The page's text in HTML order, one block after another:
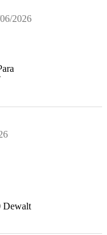
2026
Dewalt